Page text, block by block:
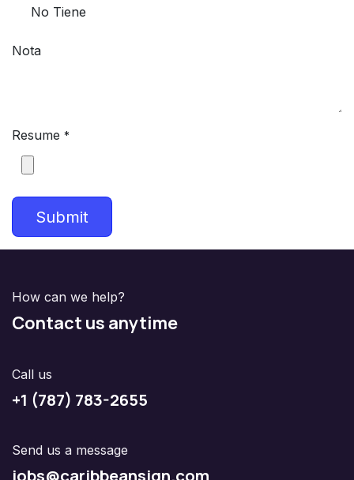
No Tiene
Nota
Resume *
Submit
How can we help?
Contact us anytime
Call us
+1 (787) 783-2655
Send us a message